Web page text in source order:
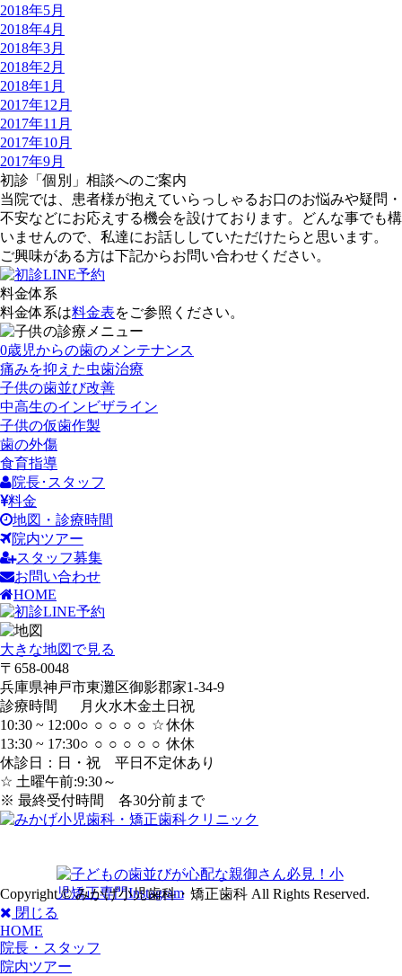
2018年5月
2018年4月
2018年3月
2018年2月
2018年1月
2017年12月
2017年11月
2017年10月
2017年9月
初診「個別」相談へのご案内
当院では、患者様が抱えていらっしゃるお口のお悩みや疑問・
不安などにお応えする機会を設けております。どんな事でも構
いませんので、私達にお話ししていただけたらと思います。
ご興味がある方は下記からお問い合わせください。
料金体系
料金体系は料金表をご参照ください。
0歳児からの歯のメンテナンス
痛みを抑えた虫歯治療
子供の歯並び改善
中高生のインビザライン
子供の仮歯作製
歯の外傷
食育指導
院長･スタッフ
料金
地図・診療時間
院内ツアー
スタッフ募集
お問い合わせ
HOME
大きな地図で見る
〒658-0048
兵庫県神戸市東灘区御影郡家1-34-9
診療時間
月 火水木金土 日 祝
10:30 ~ 12:00○ ○ ○ ○ ○ ☆休休
13:30 ~ 17:30○ ○ ○ ○ ○ ○ 休休
休診日：日・祝 平日不定休あり
☆ 土曜午前:9:30～
※ 最終受付時間 各30分前まで
Copyright © みかげ小児歯科・矯正歯科 All Rights Reserved.
閉じる
HOME
院長・スタッフ
院内ツアー